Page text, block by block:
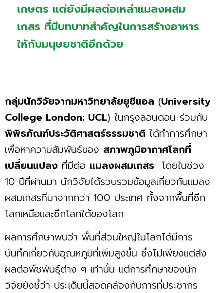
เกษตร แต่ยังมีผลต่อเหล่าแมลงผสม
เกสร ที่มีบทบาทสำคัญในการสร้างอาหาร
ให้กับมนุษยชาติอีกด้วย
กลุ่มนักวิจัยจากมหาวิทยาลัยยูซีแอล (University
College London: UCL) ในกรุงลอนดอน ร่วมกับ
พิพิธภัณฑ์ประวัติศาสตร์ธรรมชาติ ได้ทำการศึกษา
เพื่อหาความสัมพันธ์ของ สภาพภูมิอากาศโลกที่
เปลี่ยนแปลง ที่มีต่อ แมลงผสมเกสร โดยในช่วง
10 ปีที่ผ่านมา นักวิจัยได้รวบรวมข้อมูลเกี่ยวกับแมลง
ผสมเกสรที่มาจากกว่า 100 ประเทศ ทั้งจากพื้นที่ซีก
โลกเหนือและซีกโลกใต้ของโลก
ผลการศึกษาพบว่า พื้นที่ส่วนใหญ่ในโลกได้มีการ
บันทึกเกี่ยวกับอุณหภูมิที่เพิ่มสูงขึ้น ซึ่งไม่เพียงแต่ส่ง
ผลต่อพืชพันธุ์ต่าง ๆ เท่านั้น แต่การศึกษาของนัก
วิจัยยังชี้ว่า ประเด็นนี้สอดคล้องกับการที่ประชากร